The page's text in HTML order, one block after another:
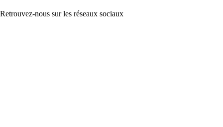
Retrouvez-nous sur les réseaux sociaux